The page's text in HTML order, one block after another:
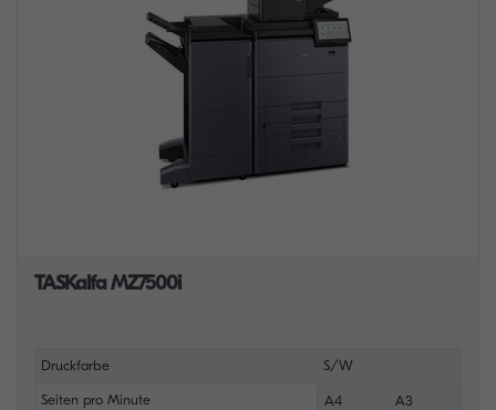
TASKalfa MZ7500i
Druckfarbe S/W
Seiten pro Minute A4 A3